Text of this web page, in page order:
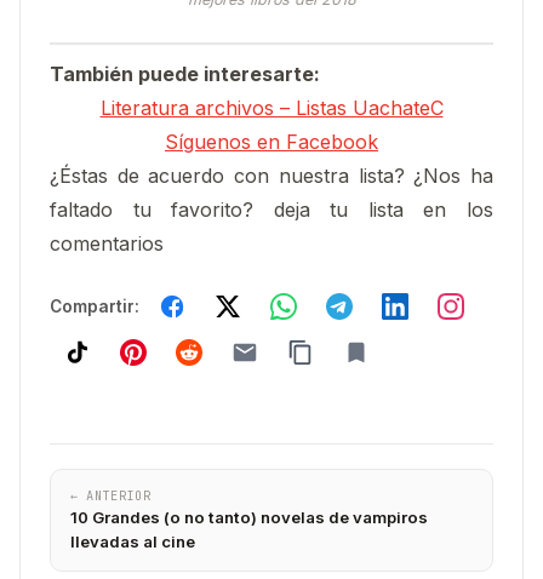
También puede interesarte:
Literatura archivos – Listas UachateC
Síguenos en Facebook
¿Éstas de acuerdo con nuestra lista? ¿Nos ha
faltado tu favorito? deja tu lista en los
comentarios
Compartir:
← ANTERIOR
10 Grandes (o no tanto) novelas de vampiros
llevadas al cine